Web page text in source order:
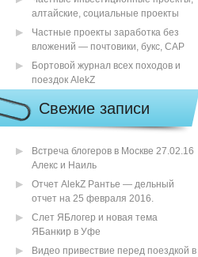
алтайские, социальные проекты
Частные проекты заработка без
вложений — почтовики, букс, САР
Бортовой журнал всех походов и
поездок AlekZ
Свежие записи
Встреча блогеров в Москве 27.02.16
Алекс и Наиль
Отчет AlekZ Рантье — дельный
отчет на 25 февраля 2016.
Слет ЯБлогер и новая тема
ЯБанкир в Уфе
Видео привествие перед поездкой в